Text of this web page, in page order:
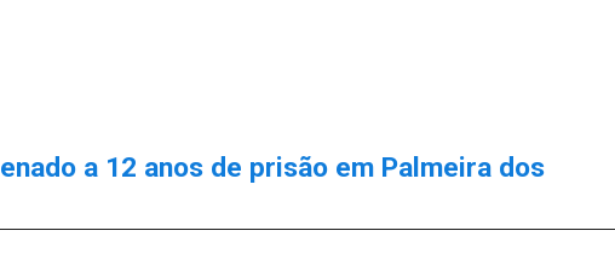
a 12 anos de prisão em Palmeira dos